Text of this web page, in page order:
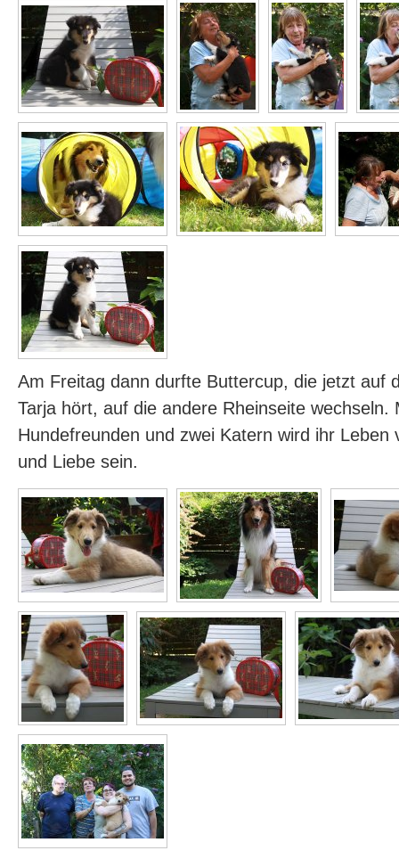
Am Freitag dann durfte Buttercup, die jetzt auf
Tarja hört, auf die andere Rheinseite wechseln.
Hundefreunden und zwei Katern wird ihr Leben
und Liebe sein.